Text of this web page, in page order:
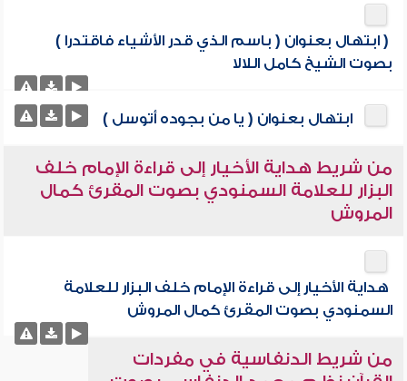
( ابتهال بعنوان ( باسم الذي قدر الأشياء فاقتدرا )
بصوت الشيخ كامل اللالا
ابتهال بعنوان ( يا من بجوده أتوسل )
من شريط هداية الأخيار إلى قراءة الإمام خلف
البزار للعلامة السمنودي بصوت المقرئ كمال
المروش
هداية الأخيار إلى قراءة الإمام خلف البزار للعلامة
السمنودي بصوت المقرئ كمال المروش
من شريط الدنفاسية في مفردات